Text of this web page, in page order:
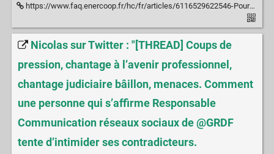
https://www.faq.enercoop.fr/hc/fr/articles/6116529622546-Pourquoi-ENERCOOP-a-t-il-recours-%C3%A0-l-ARENH-
Nicolas sur Twitter : "[THREAD] Coups de
pression, chantage à l’avenir professionnel,
chantage judiciaire bâillon, menaces. Comment
une personne qui s’affirme Responsable
Communication réseaux sociaux de @GRDF
tente d’intimider ses contradicteurs.